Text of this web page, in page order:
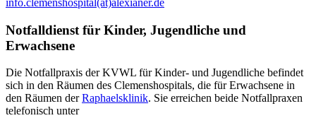
Notfalldienst für Kinder, Jugendliche und
Erwachsene
Die Notfallpraxis der KVWL für Kinder- und Jugendliche befindet
sich in den Räumen des Clemenshospitals, die für Erwachsene in
den Räumen derRaphaelsklinik. Sie erreichen beide Notfallpraxen
telefonisch unter